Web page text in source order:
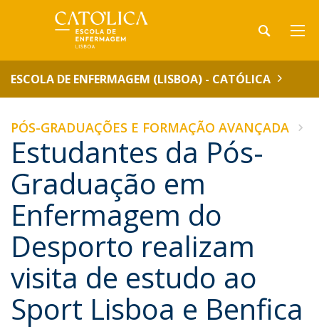
ESCOLA DE ENFERMAGEM (LISBOA) - CATÓLICA
PÓS-GRADUAÇÕES E FORMAÇÃO AVANÇADA
Estudantes da Pós-
Graduação em
Enfermagem do
Desporto realizam
visita de estudo ao
Sport Lisboa e Benfica